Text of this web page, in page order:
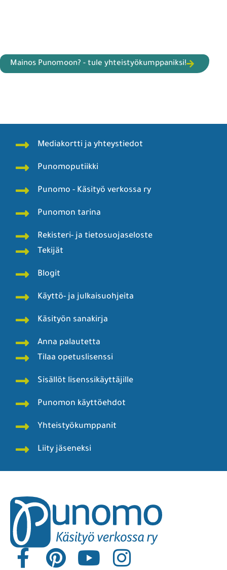
Mainos Punomoon? - tule yhteistyökumppaniksi!
Mediakortti ja yhteystiedot
Punomoputiikki
Punomo - Käsityö verkossa ry
Punomon tarina
Rekisteri- ja tietosuojaseloste
Tekijät
Blogit
Käyttö- ja julkaisuohjeita
Käsityön sanakirja
Anna palautetta
Tilaa opetuslisenssi
Sisällöt lisenssikäyttäjille
Punomon käyttöehdot
Yhteistyökumppanit
Liity jäseneksi